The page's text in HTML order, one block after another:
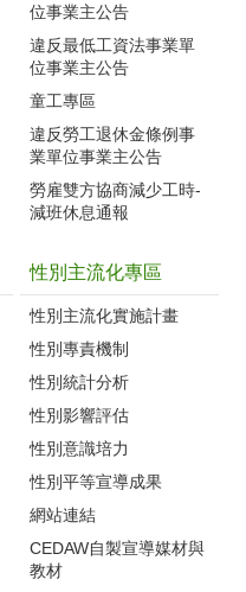
位事業主公告
違反最低工資法事業單
位事業主公告
童工專區
違反勞工退休金條例事
業單位事業主公告
勞雇雙方協商減少工時-
減班休息通報
性別主流化專區
性別主流化實施計畫
性別專責機制
性別統計分析
性別影響評估
性別意識培力
性別平等宣導成果
網站連結
CEDAW自製宣導媒材與
教材